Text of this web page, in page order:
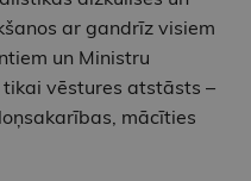
ar gandrīz visiem
un Ministru
vēstures atstāsts –
mācīties